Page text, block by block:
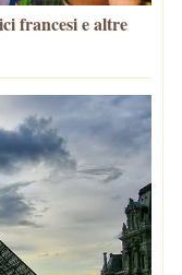
francesi e altre